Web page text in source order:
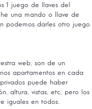
1 juego de llaves del
una mando o llave de
podemos darles otro juego
web, son de un
apartamentos en cada
puede haber
altura, vistas, etc, pero los
iguales en todos.